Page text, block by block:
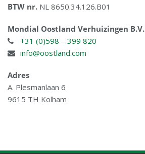
BTW nr. NL 8650.34.126.B01
Mondial Oostland Verhuizingen B.V.
+31 (0)598 – 399 820
info@oostland.com
Adres
A. Plesmanlaan 6
9615 TH Kolham